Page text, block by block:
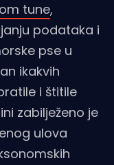
tune,
podataka i
pse u
ikakvih
i štitile
zabilježeno je
ulova